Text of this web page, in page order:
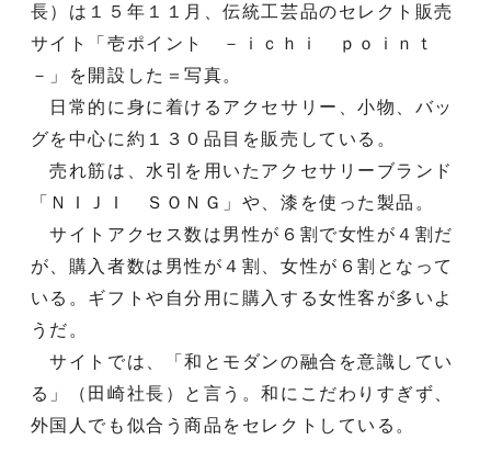
長）は１５年１１月、伝統工芸品のセレクト販売
サイト「壱ポイント －ｉｃｈｉ ｐｏｉｎｔ
－」を開設した＝写真。
日常的に身に着けるアクセサリー、小物、バッ
グを中心に約１３０品目を販売している。
売れ筋は、水引を用いたアクセサリーブランド
「ＮＩＪＩ ＳＯＮＧ」や、漆を使った製品。
サイトアクセス数は男性が６割で女性が４割だ
が、購入者数は男性が４割、女性が６割となって
いる。ギフトや自分用に購入する女性客が多いよ
うだ。
サイトでは、「和とモダンの融合を意識してい
る」（田崎社長）と言う。和にこだわりすぎず、
外国人でも似合う商品をセレクトしている。